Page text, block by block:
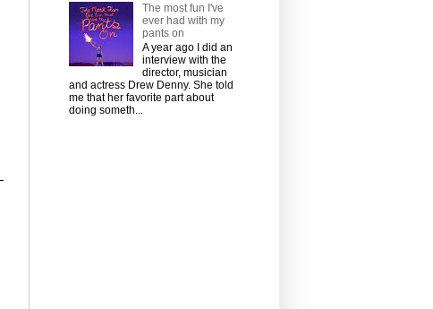
The most fun I've
ever had with my
pants on
A year ago I did an
interview with the
director, musician
and actress Drew Denny. She told
me that her favorite part about
doing someth...